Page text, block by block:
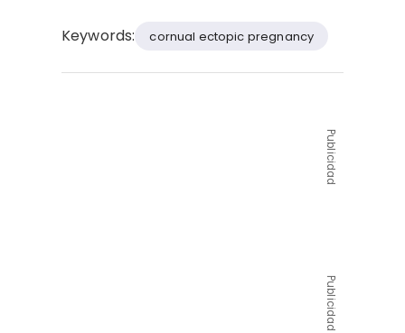
Keywords: cornual ectopic pregnancy
Publicidad
Publicidad